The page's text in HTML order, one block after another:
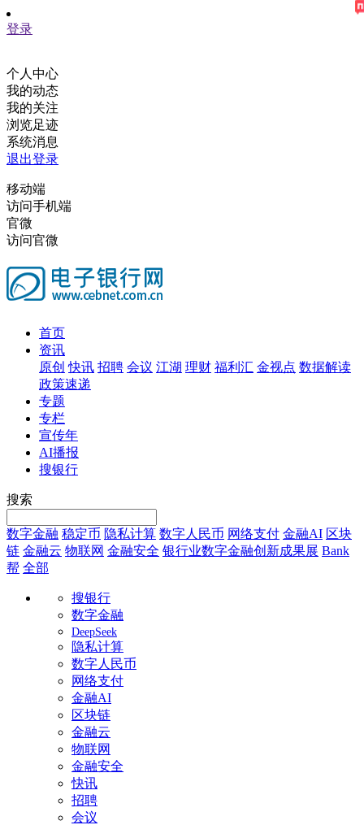
登录
个人中心
我的动态
我的关注
浏览足迹
系统消息
退出登录
移动端
访问手机端
官微
访问官微
首页
资讯
原创 快讯 招聘 会议 江湖 理财 福利汇 金视点 数据解读
政策速递
专题
专栏
宣传年
AI播报
搜银行
搜索
数字金融 稳定币 隐私计算 数字人民币 网络支付 金融AI 区块
链 金融云 物联网 金融安全 银行业数字金融创新成果展 Bank
帮 全部
搜银行
数字金融
DeepSeek
隐私计算
数字人民币
网络支付
金融AI
区块链
金融云
物联网
金融安全
快讯
招聘
会议